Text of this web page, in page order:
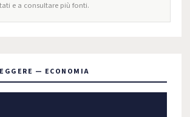
e a consultare più fonti.
— ECONOMIA